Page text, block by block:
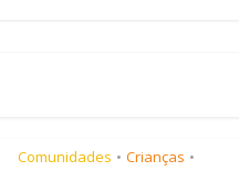
Comunidades • Crianças •